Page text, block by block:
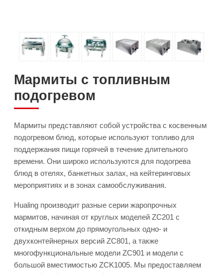
Мармиты с топливным
подогревом
Мармиты представляют собой устройства с косвенным
подогревом блюд, которые используют топливо для
поддержания пищи горячей в течение длительного
времени. Они широко используются для подогрева
блюд в отелях, банкетных залах, на кейтеринговых
мероприятиях и в зонах самообслуживания.
Hualing производит разные серии жаропрочных
мармитов, начиная от круглых моделей ZC201 с
откидным верхом до прямоугольных одно- и
двухконтейнерных версий ZC801, а также
многофункциональные модели ZC901 и модели с
большой вместимостью ZCK1005. Мы предоставляем